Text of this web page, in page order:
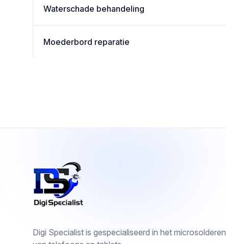
Waterschade behandeling
Moederbord reparatie
Digi Specialist is gespecialiseerd in het microsolderen